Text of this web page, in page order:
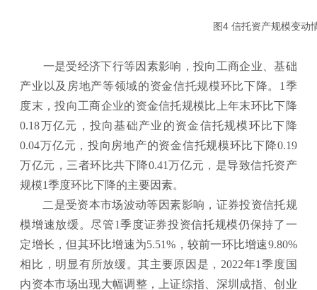
图4 信托资产规模
一是受经济下行等因素影响，投向工商企业、基础
产业以及房地产等领域的资金信托规模环比下降。1季
度末，投向工商企业的资金信托规模比上年末环比下降
0.18万亿元，投向基础产业的资金信托规模环比下降
0.04万亿元，投向房地产的资金信托规模环比下降0.19
万亿元，三者环比共下降0.41万亿元，是导致信托资产
规模1季度环比下降的主要因素。
二是受资本市场波动等因素影响，证券投资信托规
模增速放缓。尽管1季度证券投资信托规模仍保持了一
定增长，但其环比增速为5.51%，较前一环比增速9.80%
相比，明显有所放缓。其主要原因是，2022年1季度国
内资本市场出现大幅调整，上证综指、深圳成指、创业